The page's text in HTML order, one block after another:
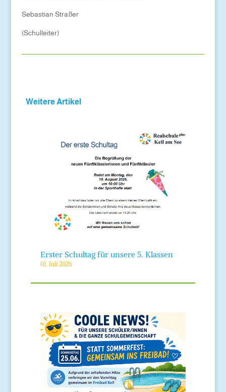
Sebastian Straßer
(Schulleiter)
Weitere Artikel
Erster Schultag für unsere 5. Klassen
01. Juli 2026